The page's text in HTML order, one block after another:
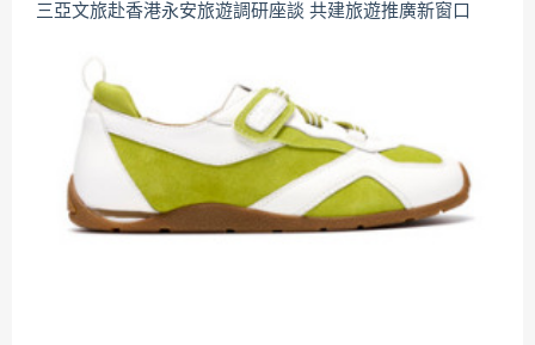
三亞文旅赴香港永安旅遊調研座談 共建旅遊推廣新窗口